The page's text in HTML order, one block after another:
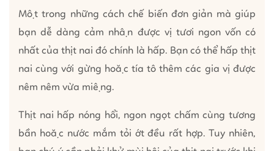
Một trong những cách chế biến đơn giản mà giúp
bạn dễ dàng cảm nhận được vị tươi ngon vốn có
nhất của thịt nai đó chính là hấp. Bạn có thể hấp thịt
nai cùng với gừng hoặc tía tô thêm các gia vị được
nêm nêm vừa miệng.
Thịt nai hấp nóng hổi, ngon ngọt chấm cùng tương
bần hoặc nước mắm tỏi ớt đều rất hợp. Tuy nhiên,